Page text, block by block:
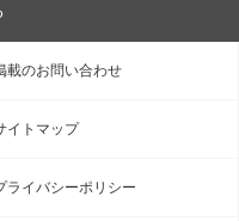
載のお問い合わせ
イトマップ
ライバシーポリシー